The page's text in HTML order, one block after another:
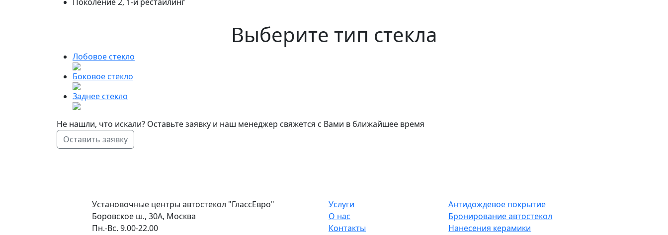
Выберите тип стекла
Лобовое стекло
Боковое стекло
Заднее стекло
Не нашли, что искали? Оставьте заявку и наш менеджер свяжется с Вами в ближайшее время
Оставить заявку
Установочные центры автостекол "ГлассЕвро"
Боровское ш., 30А, Москва
Пн.-Вс. 9.00-22.00
Услуги
О нас
Контакты
Антидождевое покрытие
Бронирование автостекол
Нанесения керамики